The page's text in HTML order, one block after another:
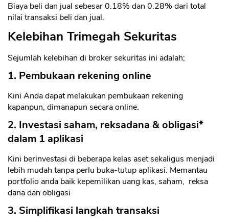
Biaya beli dan jual sebesar 0.18% dan 0.28% dari total
nilai transaksi beli dan jual.
Kelebihan Trimegah Sekuritas
Sejumlah kelebihan di broker sekuritas ini adalah;
1. Pembukaan rekening online
Kini Anda dapat melakukan pembukaan rekening
kapanpun, dimanapun secara online.
2. Investasi saham, reksadana & obligasi*
dalam 1 aplikasi
Kini berinvestasi di beberapa kelas aset sekaligus menjadi
lebih mudah tanpa perlu buka-tutup aplikasi. Memantau
portfolio anda baik kepemilikan uang kas, saham, reksa
dana dan obligasi
3. Simplifikasi langkah transaksi